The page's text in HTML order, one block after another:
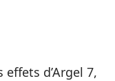
d’Argel 7,